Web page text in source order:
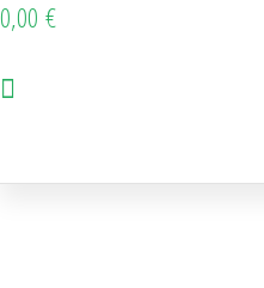
0,00 €